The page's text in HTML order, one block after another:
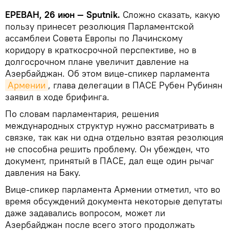
ЕРЕВАН, 26 июн — Sputnik. Сложно сказать, какую
пользу принесет резолюция Парламентской
ассамблеи Совета Европы по Лачинскому
коридору в краткосрочной перспективе, но в
долгосрочном плане увеличит давление на
Азербайджан. Об этом вице-спикер парламента
Армении , глава делегации в ПАСЕ Рубен Рубинян
заявил в ходе брифинга.
По словам парламентария, решения
международных структур нужно рассматривать в
связке, так как ни одна отдельно взятая резолюция
не способна решить проблему. Он убежден, что
документ, принятый в ПАСЕ, дал еще один рычаг
давления на Баку.
Вице-спикер парламента Армении отметил, что во
время обсуждений документа некоторые депутаты
даже задавались вопросом, может ли
Азербайджан после всего этого продолжать